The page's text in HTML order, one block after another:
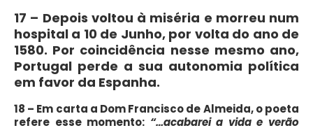
17 – Depois voltou à miséria e morreu num
hospital a 10 de Junho, por volta do ano de
1580. Por coincidência nesse mesmo ano,
Portugal perde a sua autonomia política
em favor da Espanha.
18 – Em carta a Dom Francisco de Almeida, o poeta
refere esse momento: “…acabarei a vida e verão